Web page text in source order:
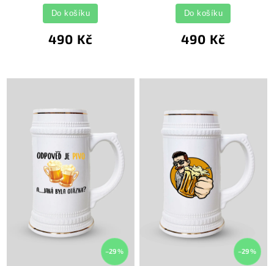
490 Kč
Do košíku
490 Kč
Do košíku
–29 % –29 %